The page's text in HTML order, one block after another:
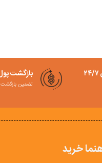
بازگشت
تضمین بازگشت به
خرید